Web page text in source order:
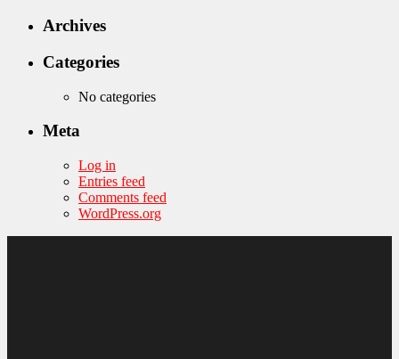
Archives
Categories
No categories
Meta
Log in
Entries feed
Comments feed
WordPress.org